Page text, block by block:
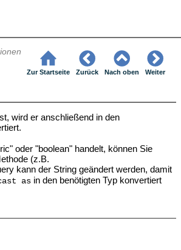
Zur Startseite Zurück Nach oben Weiter
wird er anschließend in den
oder "boolean" handelt, können Sie
(z.B.
kann der String geändert werden, damit
asin den benötigten Typ konvertiert